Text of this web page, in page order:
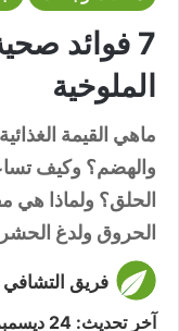
7 فوائد
الملوخية
ماهي القيمة
والهضم؟ وكيف
الحلق؟ ولماذا هي
الحروق ولدغ
فريق التشافي
آخر تحديث: 24 ديسمبر، 2022